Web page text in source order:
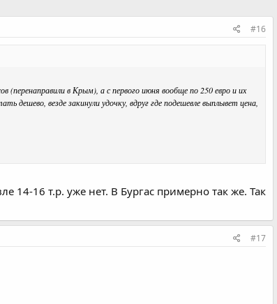
#16
в Крым), а с первого июня вообще по 250 евро и их
везде закинули удочку, вдруг где подешевле выплывет цена,
16 т.р. уже нет. В Бургас примерно так же. Так
#17